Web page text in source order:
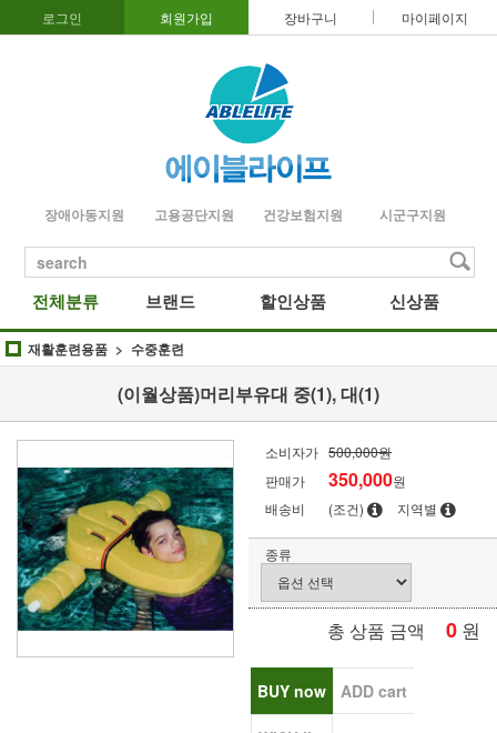
로그인 회원가입 장바구니 마이페이지
장애아동지원 고용공단지원 건강보험지원 시군구지원
search
전체분류 브랜드 할인상품 신상품
재활훈련용품 수중훈련
(이월상품)머리부유대 중(1), 대(1)
소비자가 500,000원
판매가
350,000원
배송비
(조건) 지역별
종류
총 상품 금액 0 원
BUY now ADD cart